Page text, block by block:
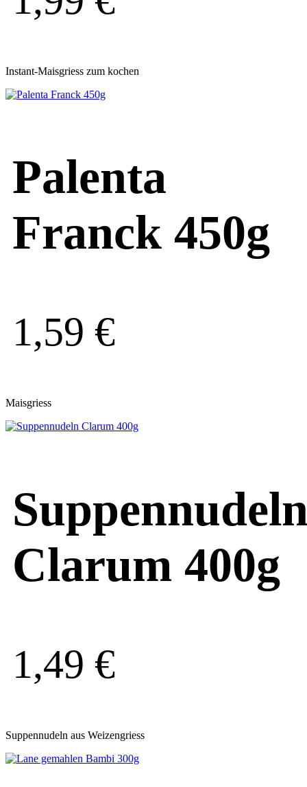
Instant-Maisgriess zum kochen
Palenta
Franck 450g
1,59 €
Maisgriess
Clarum 400g
1,49 €
Suppennudeln aus Weizengriess